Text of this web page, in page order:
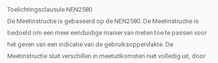
Toelichtingsclausule NEN2580
De Meetinstructie is gebaseerd op de NEN2580. De Meetinstructie is
bedoeld om een meer eenduidige manier van meten toe te passen voor
het geven van een indicatie van de gebruiksoppervlakte. De
Meetinstructie sluit verschillen in meetuitkomsten niet volledig uit, door